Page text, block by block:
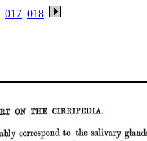
017 018